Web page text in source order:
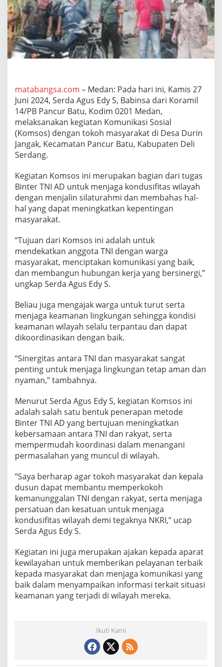
s
a
K
o
a
m
4
/
P
B
P
a
n
r
B
a
t
u
i
n
g
k
a
t
n
K
e
m
n
g
a
l
a
n
T
N
-
a
k
y
t
M
a
l
u
i
K
o
m
matabangsa.com – Medan: Pada hari ini, Kamis 27
Juni 2024, Serda Agus Edy S, Babinsa dari Koramil
14/PB Pancur Batu, Kodim 0201 Medan,
melaksanakan kegiatan Komunikasi Sosial
(Komsos) dengan tokoh masyarakat di Desa Durin
Jangak, Kecamatan Pancur Batu, Kabupaten Deli
Serdang.
Kegiatan Komsos ini merupakan bagian dari tugas
Binter TNI AD untuk menjaga kondusifitas wilayah
dengan menjalin silaturahmi dan membahas hal-
hal yang dapat meningkatkan kepentingan
masyarakat.
“Tujuan dari Komsos ini adalah untuk
mendekatkan anggota TNI dengan warga
masyarakat, menciptakan komunikasi yang baik,
dan membangun hubungan kerja yang bersinergi,”
ungkap Serda Agus Edy S.
Beliau juga mengajak warga untuk turut serta
menjaga keamanan lingkungan sehingga kondisi
keamanan wilayah selalu terpantau dan dapat
dikoordinasikan dengan baik.
“Sinergitas antara TNI dan masyarakat sangat
penting untuk menjaga lingkungan tetap aman dan
nyaman,” tambahnya.
Menurut Serda Agus Edy S, kegiatan Komsos ini
adalah salah satu bentuk penerapan metode
Binter TNI AD yang bertujuan meningkatkan
kebersamaan antara TNI dan rakyat, serta
mempermudah koordinasi dalam menangani
permasalahan yang muncul di wilayah.
“Saya berharap agar tokoh masyarakat dan kepala
dusun dapat membantu memperkokoh
kemanunggalan TNI dengan rakyat, serta menjaga
persatuan dan kesatuan untuk menjaga
kondusifitas wilayah demi tegaknya NKRI,” ucap
Serda Agus Edy S.
Kegiatan ini juga merupakan ajakan kepada aparat
kewilayahan untuk memberikan pelayanan terbaik
kepada masyarakat dan menjaga komunikasi yang
baik dalam menyampaikan informasi terkait situasi
keamanan yang terjadi di wilayah mereka.
Ikuti Kami